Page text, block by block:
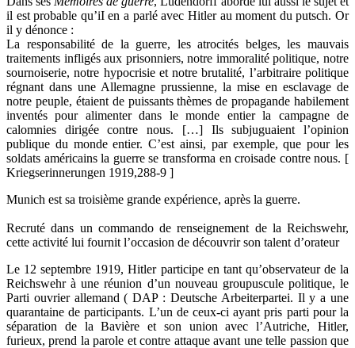
il est probable qu’iI en a parlé avec Hitler au moment du putsch. Or
il y dénonce :
La responsabilité de la guerre, les atrocités belges, les mauvais
traitements infligés aux prisonniers, notre immoralité politique, notre
sournoiserie, notre hypocrisie et notre brutalité, l’arbitraire politique
régnant dans une Allemagne prussienne, la mise en esclavage de
notre peuple, étaient de puissants thèmes de propagande habilement
inventés pour alimenter dans le monde entier la campagne de
calomnies dirigée contre nous. […] Ils subjuguaient l’opinion
publique du monde entier. C’est ainsi, par exemple, que pour les
soldats américains la guerre se transforma en croisade contre nous. [
Kriegserinnerungen 1919,288-9 ]
Munich est sa troisième grande expérience, après la guerre.
Recruté dans un commando de renseignement de la Reichswehr,
cette activité lui fournit l’occasion de découvrir son talent d’orateur
Le 12 septembre 1919, Hitler participe en tant qu’observateur de la
Reichswehr à une réunion d’un nouveau groupuscule politique, le
Parti ouvrier allemand ( DAP : Deutsche Arbeiterpartei. Il y a une
quarantaine de participants. L’un de ceux-ci ayant pris parti pour la
séparation de la Bavière et son union avec l’Autriche, Hitler,
furieux, prend la parole et contre attaque avant une telle passion que